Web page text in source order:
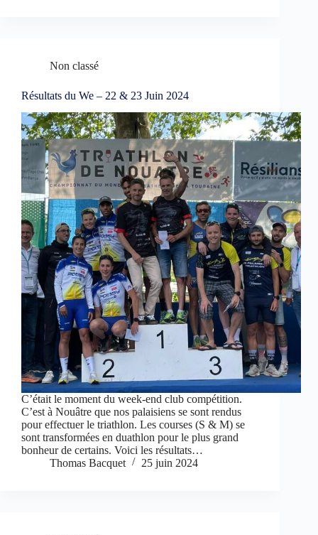
Non classé
Résultats du We – 22 & 23 Juin 2024
C’était le moment du week-end club compétition.
C’est à Nouâtre que nos palaisiens se sont rendus
pour effectuer le triathlon. Les courses (S & M) se
sont transformées en duathlon pour le plus grand
bonheur de certains. Voici les résultats…
Thomas Bacquet
25 juin 2024